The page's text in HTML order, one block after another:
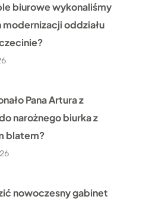
biurowe wykonaliśmy
modernizacji oddziału
Pana Artura z
narożnego biurka z
blatem?
nowoczesny gabinet